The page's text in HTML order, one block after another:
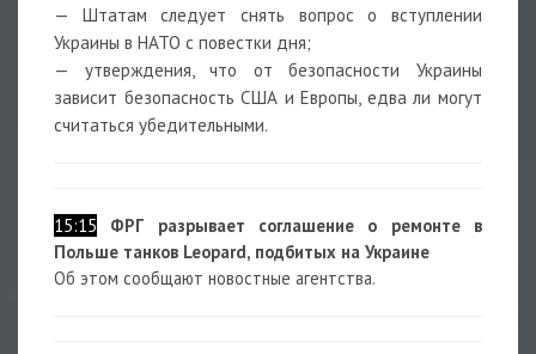
— Штатам следует снять вопрос о вступлении
Украины в НАТО с повестки дня;
— утверждения, что от безопасности Украины
зависит безопасность США и Европы, едва ли могут
считаться убедительными.
15:15
ФРГ разрывает соглашение о ремонте в
Польше танков Leopard, подбитых на Украине
Об этом сообщают новостные агентства.